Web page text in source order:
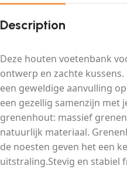
Description
Deze houten voetenbank
ontwerp en zachte
een geweldige aanvulling
een gezellig samenzijn met
grenenhout: massief
natuurlijk materiaal.
de noesten geven het een
uitstraling.Stevig en stabiel